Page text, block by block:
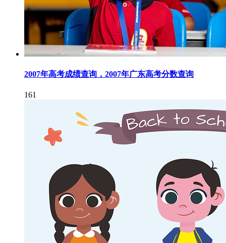
2007年高考成绩查询，2007年广东高考分数查询
161